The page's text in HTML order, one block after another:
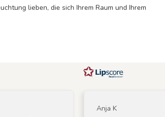
lieben, die sich Ihrem Raum und Ihrem
Anja K